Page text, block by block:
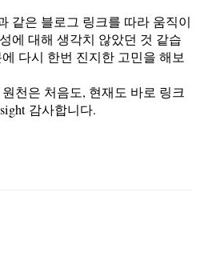
같은 블로그 링크를 따라 움직이
에 대해 생각치 않았던 것 같습
다시 한번 진지한 고민을 해보
천은 처음도, 현재도 바로 링크
감사합니다.